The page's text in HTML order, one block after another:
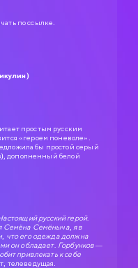
поссылке.
простым русским
«героем поневоле».
бы простой серый
дополненный белой
русский герой.
Семёна Семёныча, я в
что его одежда должна
он обладает. Горбунков —
привлекать к себе
телеведущая.